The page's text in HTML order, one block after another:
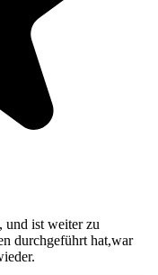
und ist weiter zu
durchgeführt hat,war